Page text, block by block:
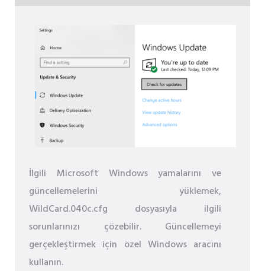
İlgili Microsoft Windows yamalarını ve
güncellemelerini yüklemek,
WildCard.040c.cfg dosyasıyla ilgili
sorunlarınızı çözebilir. Güncellemeyi
gerçekleştirmek için özel Windows aracını
kullanın.